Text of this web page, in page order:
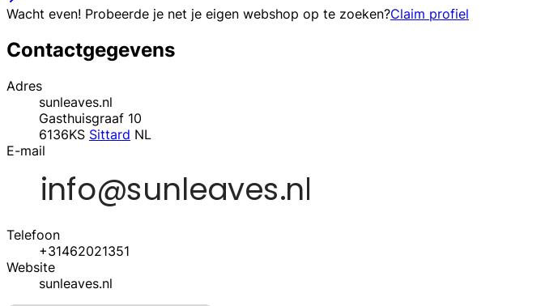
Wacht even! Probeerde je net je eigen webshop op te zoeken?Claim profiel
Contactgegevens
Adres
sunleaves.nl
Gasthuisgraaf 10
6136KS Sittard NL
E-mail
Telefoon
+31462021351
Website
sunleaves.nl